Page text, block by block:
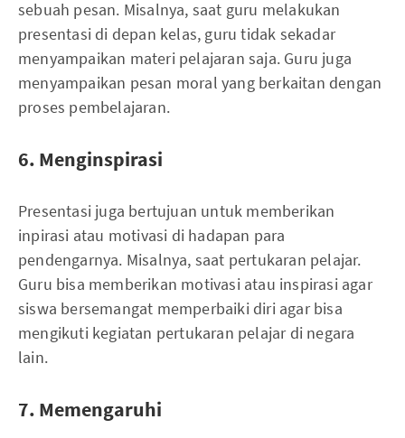
sebuah pesan. Misalnya, saat guru melakukan
presentasi di depan kelas, guru tidak sekadar
menyampaikan materi pelajaran saja. Guru juga
menyampaikan pesan moral yang berkaitan dengan
proses pembelajaran.
6. Menginspirasi
Presentasi juga bertujuan untuk memberikan
inpirasi atau motivasi di hadapan para
pendengarnya. Misalnya, saat pertukaran pelajar.
Guru bisa memberikan motivasi atau inspirasi agar
siswa bersemangat memperbaiki diri agar bisa
mengikuti kegiatan pertukaran pelajar di negara
lain.
7. Memengaruhi